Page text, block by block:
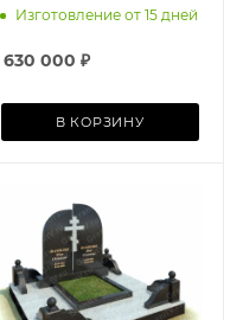
Изготовление от 15 дней
630 000 ₽
В КОРЗИНУ